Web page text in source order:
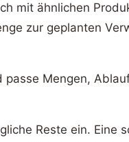
mit ähnlichen
zur geplanten
passe Mengen,
Reste ein. Eine